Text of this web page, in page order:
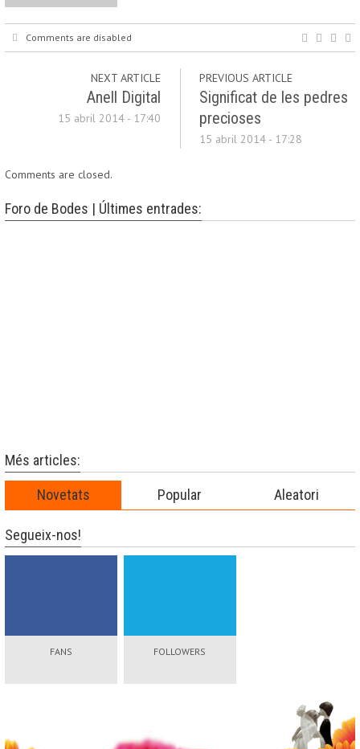
Comments are disabled
NEXT ARTICLE
Anell Digital
15 abril 2014 - 17:40
PREVIOUS ARTICLE
Significat de les pedres
precioses
15 abril 2014 - 17:28
Comments are closed.
Foro de Bodes | Últimes entrades:
Més articles:
Novetats Popular Aleatori
Segueix-nos!
FANS FOLLOWERS